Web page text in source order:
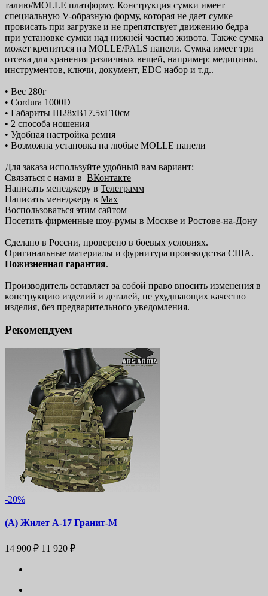
талию/MOLLE платформу. Конструкция сумки имеет
специальную V-образную форму, которая не дает сумке
провисать при загрузке и не препятствует движению бедра
при установке сумки над нижней частью живота. Также сумка
может крепиться на MOLLE/PALS панели. Сумка имеет три
отсека для хранения различных вещей, например: медицины,
инструментов, ключи, документ, EDC набор и т.д..
• Вес 280г
• Cordura 1000D
• Габариты Ш28хВ17.5хГ10см
• 2 способа ношения
• Удобная настройка ремня
• Возможна установка на любые MOLLE панели
Для заказа используйте удобный вам вариант:
Связаться с нами в ВКонтакте
Написать менеджеру в Телеграмм
Написать менеджеру в Max
Воспользоваться этим сайтом
Посетить фирменные шоу-румы в Москве и Ростове-на-Дону
Сделано в России, проверено в боевых условиях.
Оригинальные материалы и фурнитура производства США.
Пожизненная гарантия.
Производитель оставляет за собой право вносить изменения в
конструкцию изделий и деталей, не ухудшающих качество
изделия, без предварительного уведомления.
Рекомендуем
-20%
(А) Жилет А-17 Гранит-М
14 900 ₽ 11 920 ₽